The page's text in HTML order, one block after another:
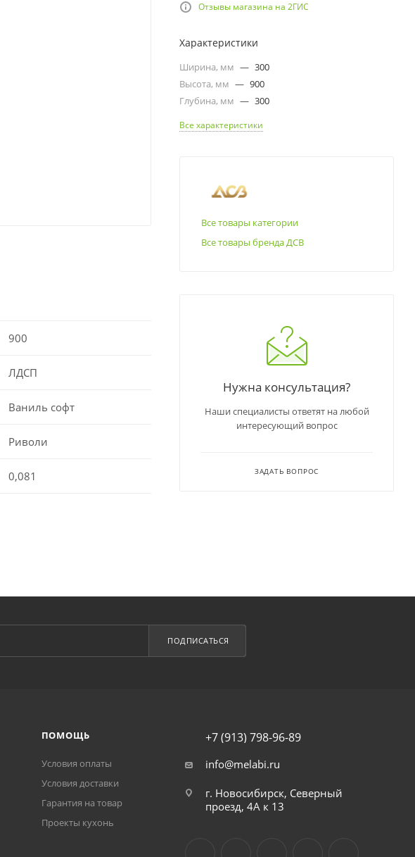
900
ЛДСП
Ваниль софт
Риволи
0,081
Отзывы магазина на 2ГИС
Характеристики
Ширина, мм — 300
Высота, мм — 900
Глубина, мм — 300
Все характеристики
Все товары категории
Все товары бренда ДСВ
Нужна консультация?
Наши специалисты ответят на любой
интересующий вопрос
ЗАДАТЬ ВОПРОС
ПОДПИСАТЬСЯ
ПОМОЩЬ
Условия оплаты
Условия доставки
Гарантия на товар
Проекты кухонь
+7 (913) 798-96-89
info@melabi.ru
г. Новосибирск, Северный
проезд, 4А к 13